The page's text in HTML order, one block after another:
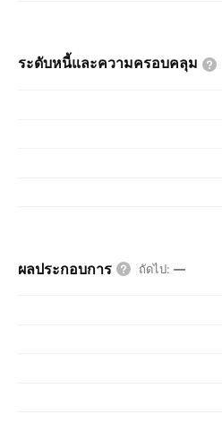
ระดับหนี้และความครอบคลุม
ผลประกอบการ ถัดไป: —